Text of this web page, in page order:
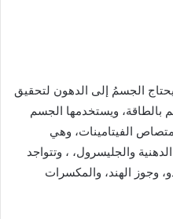
الجسمُ إلى الدهون لتحقيق
بالطاقة، ويستخدمها الجسم
الفيتامينات، وهي
والجليسرول، ، وتتواجد
وجوز الهند، والمكسرات